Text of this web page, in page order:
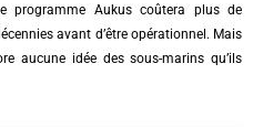
programme Aukus coûtera plus de
avant d’être opérationnel. Mais
aucune idée des sous-marins qu’ils